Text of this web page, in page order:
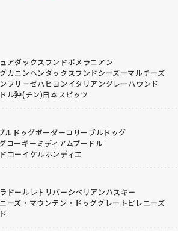
アダックスフンドポメラニアン
カニンヘンダックスフンドシーズーマルチーズ
フリーゼパピヨンイタリアングレーハウンド
ル狆(チン)日本スピッツ
ルドッグボーダーコリーブルドッグ
コーギーミディアムプードル
コーイケルホンディエ
ドールレトリバーシベリアンハスキー
ーズ・マウンテン・ドッググレートピレニーズ